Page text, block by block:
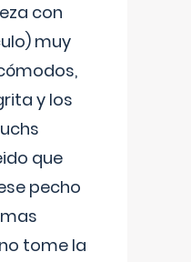
con
muy
y los
que
pecho
tome la